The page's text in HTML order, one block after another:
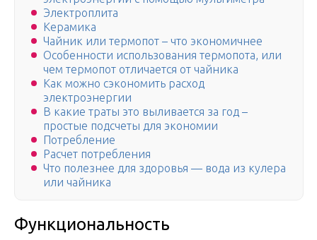
Электроплита
Керамика
Чайник или термопот – что экономичнее
Особенности использования термопота, или
чем термопот отличается от чайника
Как можно сэкономить расход
электроэнергии
В какие траты это выливается за год –
простые подсчеты для экономии
Потребление
Расчет потребления
Что полезнее для здоровья — вода из кулера
или чайника
Функциональность